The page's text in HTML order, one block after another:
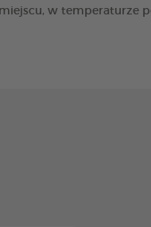
w temperaturze